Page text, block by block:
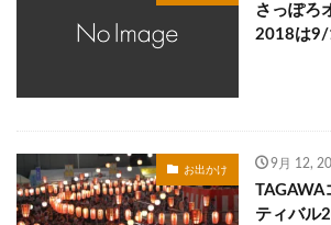
さっぽろ
2018は
お出かけ 9月 12,
TAGAWA
ティバル